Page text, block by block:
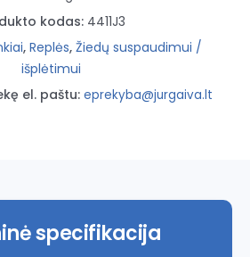
kodas: 4411J3
, Replės, Žiedų suspaudimui /
išplėtimui
el. paštu: eprekyba@jurgaiva.lt
specifikacija